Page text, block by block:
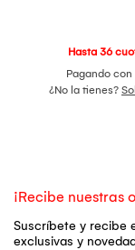
Hasta 36
Pagando con
¿No la tienes?
¡Recibe nuestras
Suscríbete y recibe
exclusivas y